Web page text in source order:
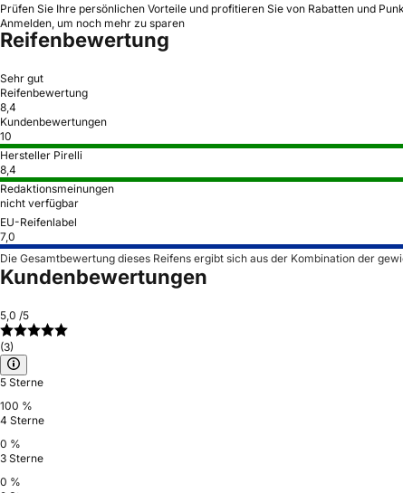
Prüfen Sie Ihre persönlichen Vorteile und profitieren Sie von Rabatten und
Anmelden, um noch mehr zu sparen
Reifenbewertung
Sehr gut
Reifenbewertung
8,4
Kundenbewertungen
10
Hersteller Pirelli
8,4
Redaktionsmeinungen
nicht verfügbar
EU-Reifenlabel
7,0
Die Gesamtbewertung dieses Reifens ergibt sich aus der Kombination der
Kundenbewertungen
5,0 /5
(3)
5 Sterne
100 %
4 Sterne
0 %
3 Sterne
0 %